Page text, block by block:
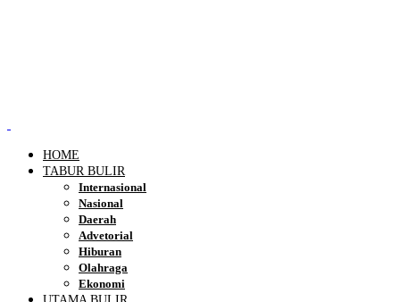
HOME
TABUR BULIR
Internasional
Nasional
Daerah
Advetorial
Hiburan
Olahraga
Ekonomi